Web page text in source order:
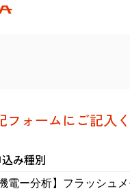
フォームにご記入
み種別